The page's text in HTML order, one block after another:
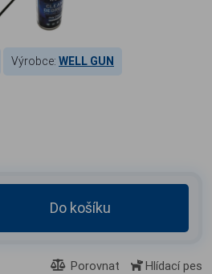
Výrobce: WELL GUN
Do košíku
Porovnat Hlídací pes